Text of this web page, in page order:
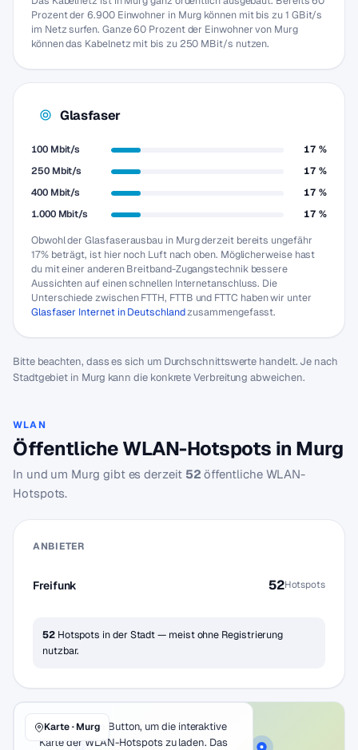
Prozent der 6.900 Einwohner in Murg können mit bis zu 1 GBit/s
im Netz surfen. Ganze 60 Prozent der Einwohner von Murg
können das Kabelnetz mit bis zu 250 MBit/s nutzen.
Glasfaser
100 Mbit/s
17 %
250 Mbit/s
17 %
400 Mbit/s
17 %
1.000 Mbit/s
17 %
Obwohl der Glasfaserausbau in Murg derzeit bereits ungefähr
17% beträgt, ist hier noch Luft nach oben. Möglicherweise hast
du mit einer anderen Breitband-Zugangstechnik bessere
Aussichten auf einen schnellen Internetanschluss. Die
Unterschiede zwischen FTTH, FTTB und FTTC haben wir unter
Glasfaser Internet in Deutschlandzusammengefasst.
Bitte beachten, dass es sich um Durchschnittswerte handelt. Je nach
Stadtgebiet in Murg kann die konkrete Verbreitung abweichen.
WLAN
Öffentliche WLAN-Hotspots in Murg
In und um Murg gibt es derzeit 52 öffentliche WLAN-
Hotspots.
ANBIETER
Freifunk 52Hotspots
52Hotspots in der Stadt — meist ohne Registrierung
nutzbar.
Klicke auf den Button, um die interaktive
Karte der WLAN-Hotspots zu laden. Das
Karte · Murg